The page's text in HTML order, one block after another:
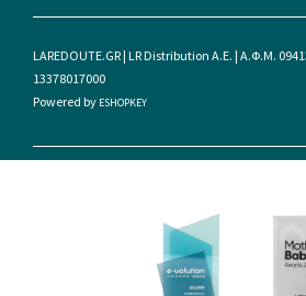
LAREDOUTE.GR | LR Distribution A.E. | Α.Φ.Μ.
13378017000
Powered by ESHOPKEY